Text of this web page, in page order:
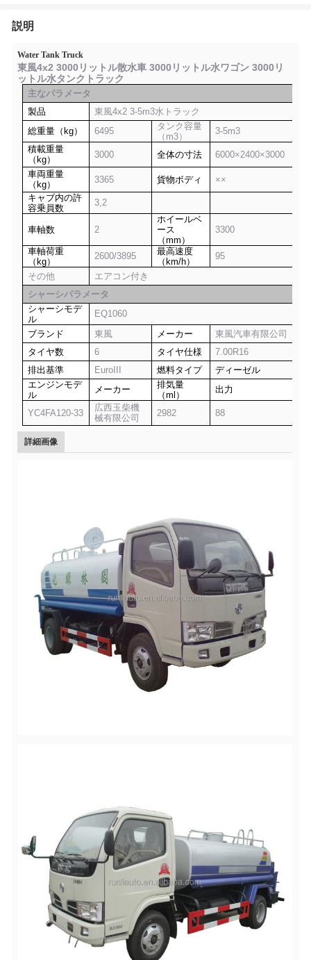
説明
Water Tank Truck
東風4x2 3000リットル散水車 3000リットル水ワゴン 3000リ
ットル水タンクトラック
主なパラメータ
製品
東風4x2 3-5m3水トラック
総重量（kg）
6495
タンク容量
（m3）
3-5m3
積載重量
（kg）
3000 全体の寸法
6000×2400×3000
車両重量
（kg）
3365 貨物ボディ
××
キャブ内の許
容乗員数
3,2
車軸数 2
ホイールベ
ース
（mm）
3300
車軸荷重
（kg）
2600/3895
最高速度
（km/h）
95
その他
エアコン付き
シャーシパラメータ
シャーシモデ
ル
EQ1060
ブランド
東風 メーカー
東風汽車有限公司
タイヤ数
6 タイヤ仕様
7.00R16
排出基準
EuroIII 燃料タイプ
ディーゼル
エンジンモデ
ル
メーカー
排気量
（ml）
出力
YC4FA120-33
広西玉柴機
械有限公司
2982 88
詳細画像